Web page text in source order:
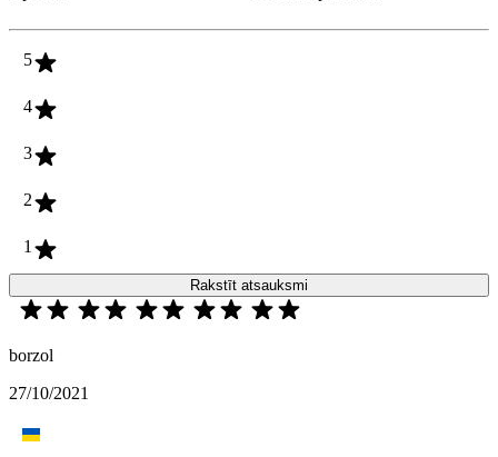
5
4
3
2
1
Rakstīt atsauksmi
borzol
27/10/2021